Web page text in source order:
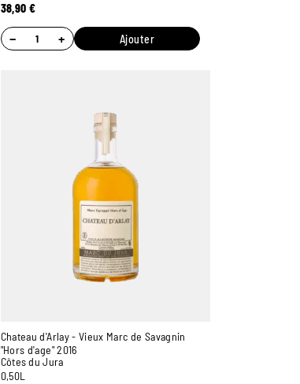
38,90 €
− + Ajouter
Chateau d'Arlay - Vieux Marc de Savagnin
"Hors d'age" 2016
Côtes du Jura
0,50L